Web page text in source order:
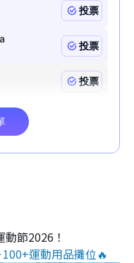
動節2026！
運動用品攤位🔥